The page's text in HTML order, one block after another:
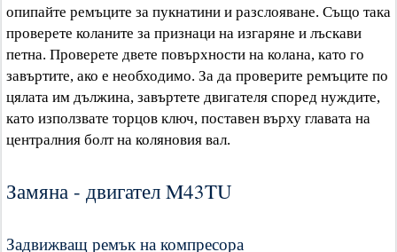
опипайте ремъците за пукнатини и разслояване. Също така
проверете коланите за признаци на изгаряне и лъскави
петна. Проверете двете повърхности на колана, като го
завъртите, ако е необходимо. За да проверите ремъците по
цялата им дължина, завъртете двигателя според нуждите,
като използвате торцов ключ, поставен върху главата на
централния болт на коляновия вал.
Замяна - двигател M43TU
Задвижващ ремък на компресора